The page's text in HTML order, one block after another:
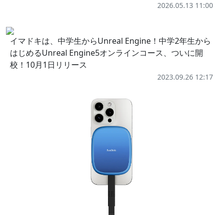
2026.05.13 11:00
イマドキは、中学生からUnreal Engine！中学2年生から
はじめるUnreal Engine5オンラインコース、ついに開
校！10月1日リリース
2023.09.26 12:17